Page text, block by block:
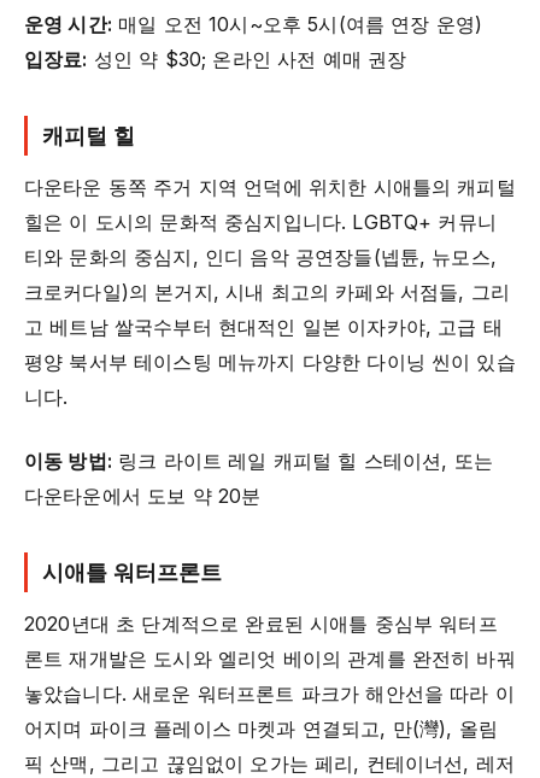
운영 시간: 매일 오전 10시~오후 5시(여름 연장 운영)
입장료: 성인 약 $30; 온라인 사전 예매 권장
캐피털 힐
다운타운 동쪽 주거 지역 언덕에 위치한 시애틀의 캐피털
힐은 이 도시의 문화적 중심지입니다. LGBTQ+ 커뮤니
티와 문화의 중심지, 인디 음악 공연장들(넵튠, 뉴모스,
크로커다일)의 본거지, 시내 최고의 카페와 서점들, 그리
고 베트남 쌀국수부터 현대적인 일본 이자카야, 고급 태
평양 북서부 테이스팅 메뉴까지 다양한 다이닝 씬이 있습
니다.
이동 방법: 링크 라이트 레일 캐피털 힐 스테이션, 또는
다운타운에서 도보 약 20분
시애틀 워터프론트
2020년대 초 단계적으로 완료된 시애틀 중심부 워터프
론트 재개발은 도시와 엘리엇 베이의 관계를 완전히 바꿔
놓았습니다. 새로운 워터프론트 파크가 해안선을 따라 이
어지며 파이크 플레이스 마켓과 연결되고, 만(灣), 올림
픽 산맥, 그리고 끊임없이 오가는 페리, 컨테이너선, 레저